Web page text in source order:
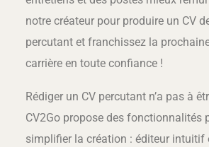
notre créateur pour produire un CV
percutant et franchissez la
carrière en toute confiance !
Rédiger un CV percutant n’a pas à
CV2Go propose des fonctionnalités
simplifier la création : éditeur intuitif